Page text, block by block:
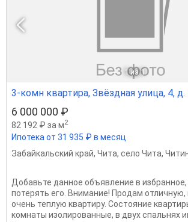
1 из 1
3-комн квартира, Звёздная улица, 4, д.
6 000 000 ₽
82 192 ₽ за м2
Ипотека от 31 935 ₽ в месяц
Забайкальский край, Чита, село Чита,
Добавьте данное объявление в избранное,
потерять его. Внимание! Продам
очень теплую квартиру. Состояние
комнаты изолированные, в двух спальнях